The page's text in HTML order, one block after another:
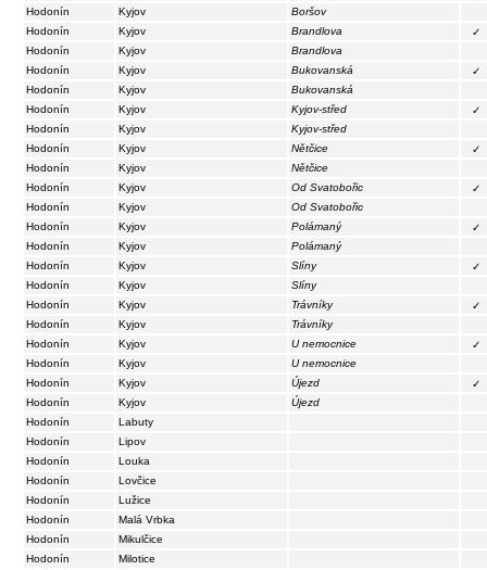
Hodonín
Kyjov
Boršov
Hodonín
Kyjov Brandlova
✓
Hodonín
Kyjov
Brandlova
Hodonín
Kyjov Bukovanská
✓
Hodonín
Kyjov
Bukovanská
Hodonín
Kyjov Kyjov-střed
✓
Hodonín
Kyjov
Kyjov-střed
Hodonín
Kyjov Nětčice
✓
Hodonín
Kyjov
Nětčice
Hodonín
Kyjov Od Svatobořic
✓
Hodonín
Kyjov
Od Svatobořic
Hodonín
Kyjov Polámaný
✓
Hodonín
Kyjov
Polámaný
Hodonín
Kyjov Slíny
✓
Hodonín
Kyjov
Slíny
Hodonín
Kyjov Trávníky
✓
Hodonín
Kyjov
Trávníky
Hodonín
Kyjov U nemocnice
✓
Hodonín
Kyjov
U nemocnice
Hodonín
Kyjov Újezd
✓
Hodonín
Kyjov
Újezd
Hodonín
Labuty
Hodonín
Lipov
Hodonín
Louka
Hodonín
Lovčice
Hodonín
Lužice
Hodonín
Malá Vrbka
Hodonín
Mikulčice
Hodonín
Milotice